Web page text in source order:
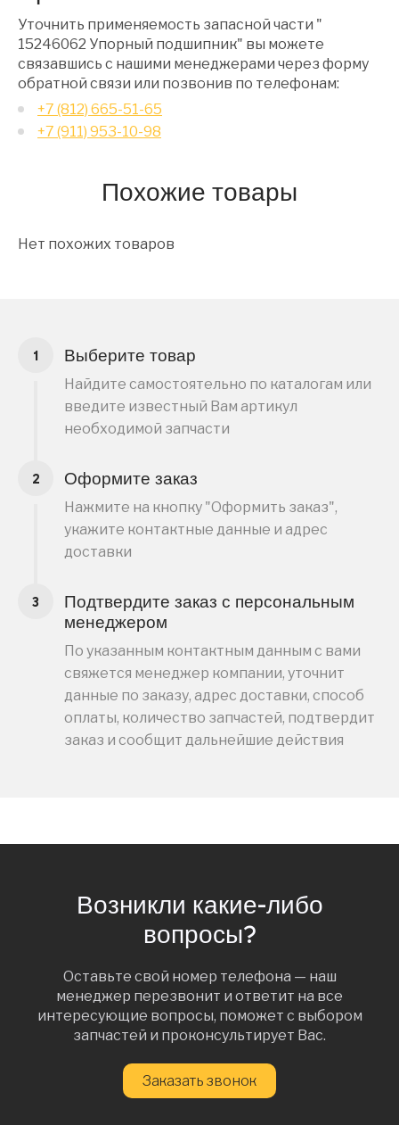
Уточнить применяемость запасной части "
15246062 Упорный подшипник" вы можете
связавшись с нашими менеджерами через форму
обратной связи или позвонив по телефонам:
+7 (812) 665-51-65
+7 (911) 953-10-98
Похожие товары
Нет похожих товаров
Выберите товар
Найдите самостоятельно по каталогам или
введите известный Вам артикул
необходимой запчасти
Оформите заказ
Нажмите на кнопку "Оформить заказ",
укажите контактные данные и адрес
доставки
Подтвердите заказ с персональным
менеджером
По указанным контактным данным с вами
свяжется менеджер компании, уточнит
данные по заказу, адрес доставки, способ
оплаты, количество запчастей, подтвердит
заказ и сообщит дальнейшие действия
Возникли какие-либо
вопросы?
Оставьте свой номер телефона — наш
менеджер перезвонит и ответит на все
интересующие вопросы, поможет с выбором
запчастей и проконсультирует Вас.
Заказать звонок